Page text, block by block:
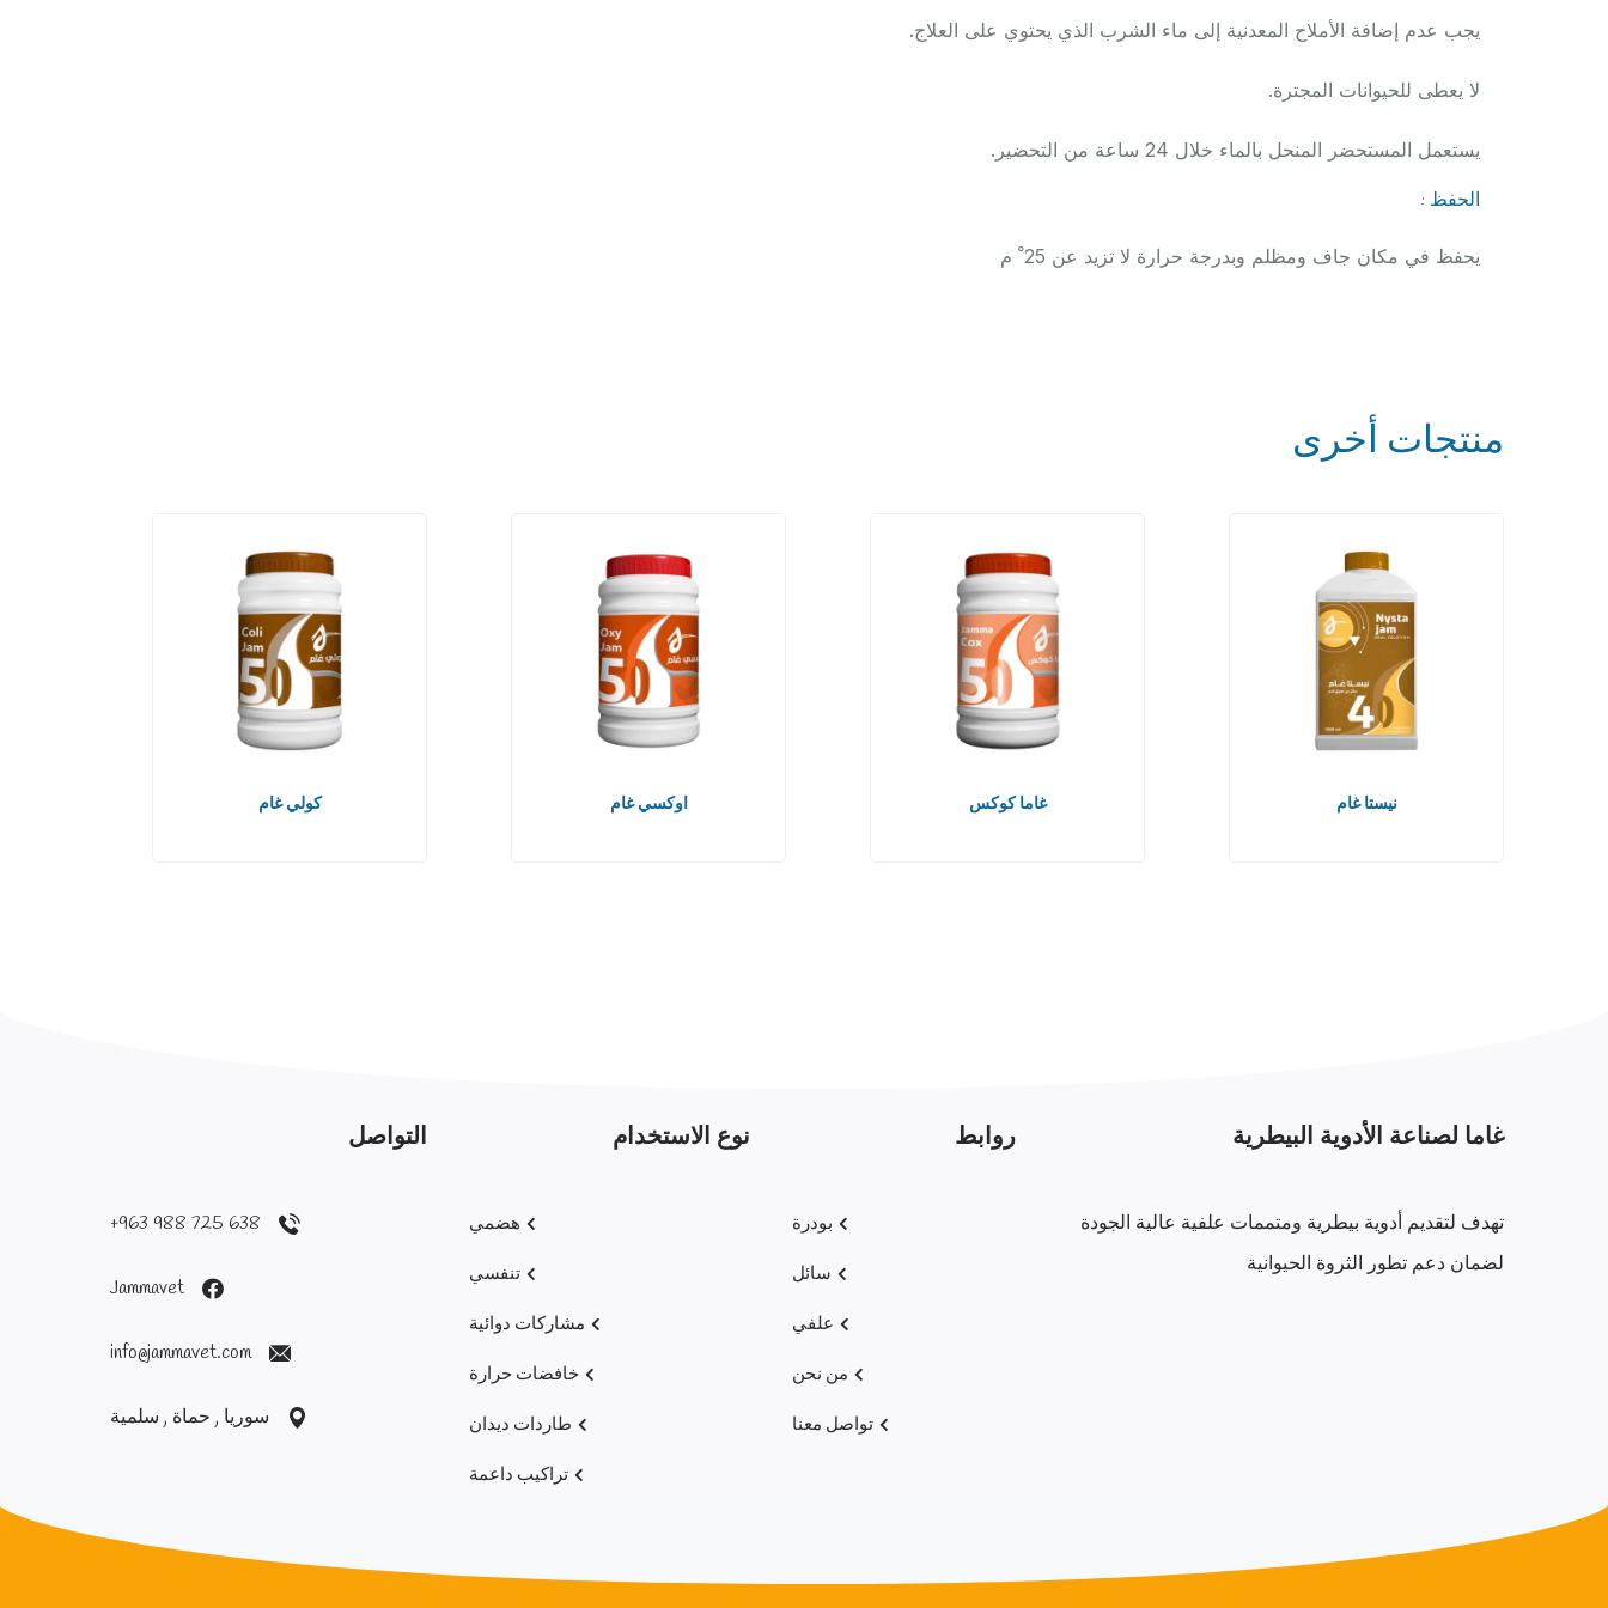
يجب عدم إضافة الأملاح المعدنية إلى ماء الشرب الذي يحتوي على العلاج.
لا يعطى للحيوانات المجترة.
يستعمل المستحضر المنحل بالماء خلال 24 ساعة من التحضير.
الحفظ :
يحفظ في مكان جاف ومظلم وبدرجة حرارة لا تزيد عن 25 ْ م
منتجات أخرى
نيستا غام غاما كوكس اوكسي غام كولي غام
غاما لصناعة الأدوية البيطرية
تهدف لتقديم أدوية بيطرية ومتممات علفية عالية الجودة
لضمان دعم تطور الثروة الحيوانية
روابط
بودرة
سائل
علفي
من نحن
تواصل معنا
نوع الاستخدام
هضمي
تنفسي
مشاركات دوائية
خافضات حرارة
طاردات ديدان
تراكيب داعمة
التواصل
638 725 988 963+
Jammavet
info@jammavet.com
سوريا , حماة , سلمية